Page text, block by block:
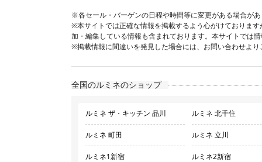
※各セール・バーゲンの日程や時間等に変更がある場合が
※本サイトでは正確な情報を掲載するよう心がけておりま
加・編集している情報も含まれております。本サイトでは
※掲載情報に間違いを発見した場合には、お問い合わせよ
全国のルミネのショップ
ルミネ ザ・キッチン 品川 ルミネ 北千住
ルミネ 町田 ルミネ 立川
ルミネ1新宿 ルミネ2新宿